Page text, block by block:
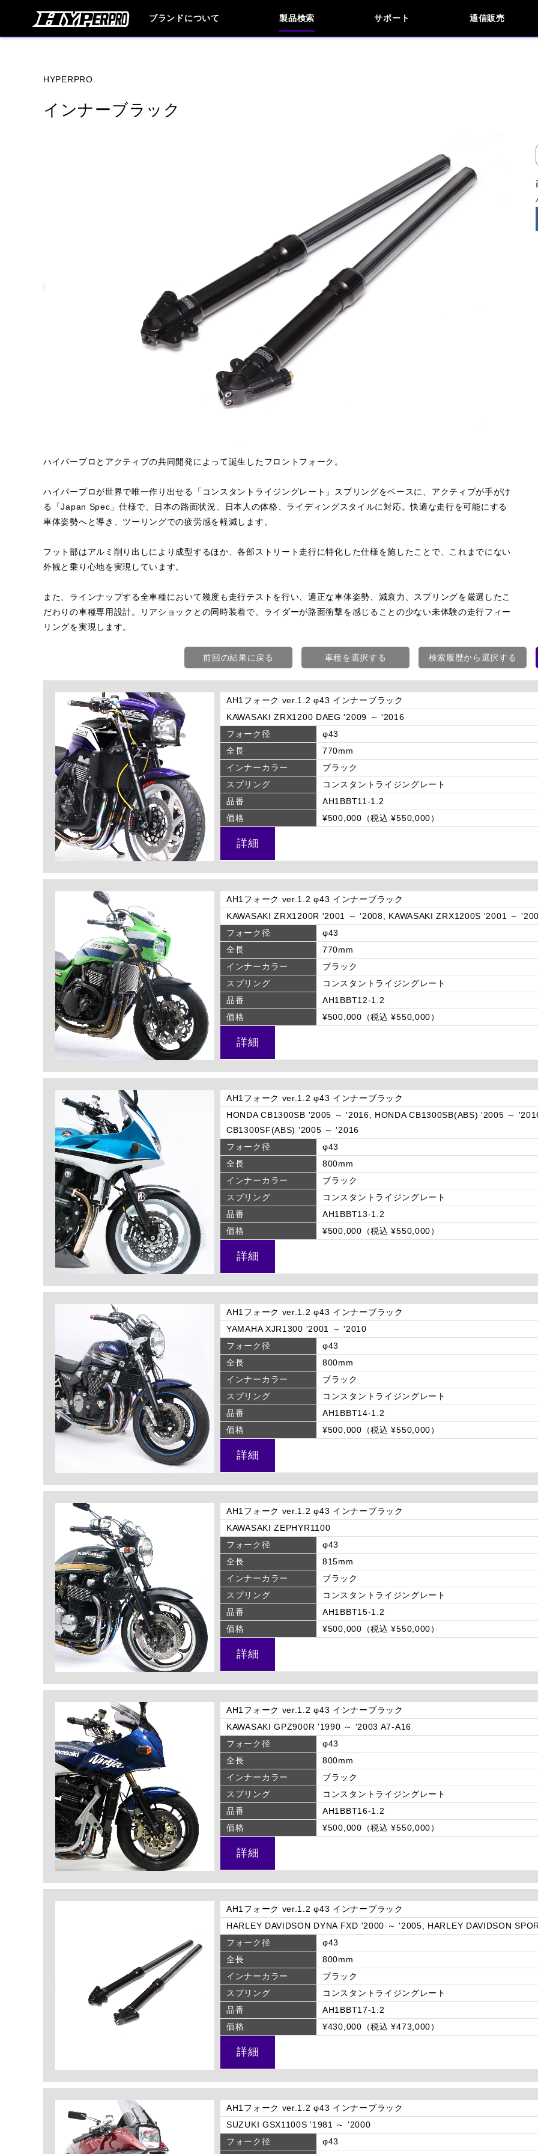
ブランドについて 製品検索 サポート
お問い合わせ
よくあるご質問
通信販売
閉じる
HYPERPRO
インナーブラック
ハイパープロとアクティブの共同開発によって誕生したフロントフォーク。
ハイパープロが世界で唯一作り出せる「コンスタントライジングレート」スプリングをベースに、アクティブが手がけ
る「Japan Spec」仕様で、日本の路面状況、日本人の体格、ライディングスタイルに対応。快適な走行を可能にする
車体姿勢へと導き、ツーリングでの疲労感を軽減します。
フット部はアルミ削り出しにより成型するほか、各部ストリート走行に特化した仕様を施したことで、これまでにない
外観と乗り心地を実現しています。
また、ラインナップする全車種において幾度も走行テストを行い、適正な車体姿勢、減衰力、スプリングを厳選したこ
だわりの車種専用設計。リアショックとの同時装着で、ライダーが路面衝撃を感じることの少ない未体験の走行フィー
リングを実現します。
前回の結果に戻る 車種を選択する 検索履歴から選択する
AH1フォーク ver.1.2 φ43 インナーブラック
KAWASAKI ZRX1200 DAEG '2009 ～ '2016
フォーク径
φ43
全長
770mm
インナーカラー
ブラック
スプリング
コンスタントライジングレート
品番
AH1BBT11-1.2
価格
¥500,000（税込 ¥550,000）
詳細
AH1フォーク ver.1.2 φ43 インナーブラック
KAWASAKI ZRX1200R '2001 ～ '2008, KAWASAKI ZRX1200S '2001 ～
フォーク径
φ43
全長
770mm
インナーカラー
ブラック
スプリング
コンスタントライジングレート
品番
AH1BBT12-1.2
価格
¥500,000（税込 ¥550,000）
詳細
AH1フォーク ver.1.2 φ43 インナーブラック
HONDA CB1300SB '2005 ～ '2016, HONDA CB1300SB(ABS) '2005 ～
CB1300SF(ABS) '2005 ～ '2016
フォーク径
φ43
全長
800mm
インナーカラー
ブラック
スプリング
コンスタントライジングレート
品番
AH1BBT13-1.2
価格
¥500,000（税込 ¥550,000）
詳細
AH1フォーク ver.1.2 φ43 インナーブラック
YAMAHA XJR1300 '2001 ～ '2010
フォーク径
φ43
全長
800mm
インナーカラー
ブラック
スプリング
コンスタントライジングレート
品番
AH1BBT14-1.2
価格
¥500,000（税込 ¥550,000）
詳細
AH1フォーク ver.1.2 φ43 インナーブラック
KAWASAKI ZEPHYR1100
フォーク径
φ43
全長
815mm
インナーカラー
ブラック
スプリング
コンスタントライジングレート
品番
AH1BBT15-1.2
価格
¥500,000（税込 ¥550,000）
詳細
AH1フォーク ver.1.2 φ43 インナーブラック
KAWASAKI GPZ900R '1990 ～ '2003 A7-A16
フォーク径
φ43
全長
800mm
インナーカラー
ブラック
スプリング
コンスタントライジングレート
品番
AH1BBT16-1.2
価格
¥500,000（税込 ¥550,000）
詳細
AH1フォーク ver.1.2 φ43 インナーブラック
HARLEY DAVIDSON DYNA FXD '2000 ～ '2005, HARLEY DAVIDSON
フォーク径
φ43
全長
800mm
インナーカラー
ブラック
スプリング
コンスタントライジングレート
品番
AH1BBT17-1.2
価格
¥430,000（税込 ¥473,000）
詳細
AH1フォーク ver.1.2 φ43 インナーブラック
SUZUKI GSX1100S '1981 ～ '2000
フォーク径
φ43